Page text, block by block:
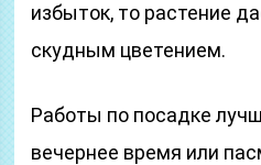
избыток, то растение
скудным цветением.
Работы по посадке
вечернее время или